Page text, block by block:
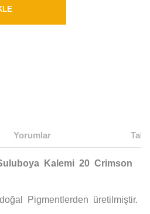
Yorumlar
Kalemi 20 Crimson
Pigmentlerden üretilmiştir.